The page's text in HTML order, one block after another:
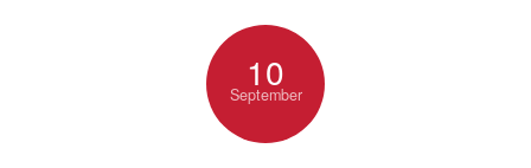
10
September